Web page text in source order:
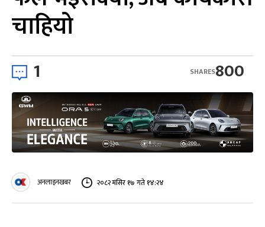
चाहियो
1 800
SHARES
अनलाइनखबर २०८२ मंसिर १७ गते १४:२४